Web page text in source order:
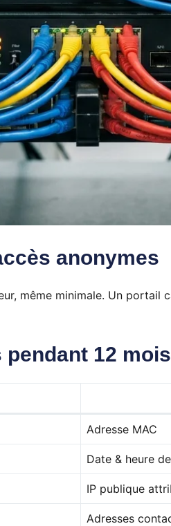
anonymes
même minimale. Un
12 mois
Adresse MAC
Date & heure
IP publique
Adresses